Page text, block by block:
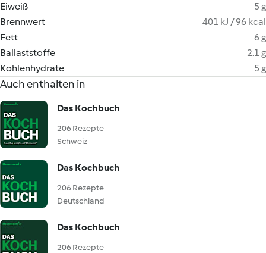
Eiweiß
5 g
Brennwert
401 kJ / 96 kcal
Fett
6 g
Ballaststoffe
2.1 g
Kohlenhydrate
5 g
Auch enthalten in
Das Kochbuch
206 Rezepte
Schweiz
Das Kochbuch
206 Rezepte
Deutschland
Das Kochbuch
206 Rezepte